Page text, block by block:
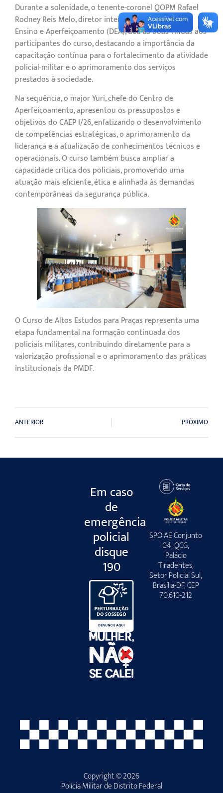
Durante a solenidade, o tenente-coronel QOPM Rafael
Rodney Reis Melo, diretor interino da Diretoria de
Ensino e Aperfeiçoamento (DEA), deu as boas-vindas aos
participantes do curso, destacando a importância da
capacitação contínua para o fortalecimento da atividade
policial-militar e o aprimoramento dos serviços
prestados à sociedade.
Na sequência, o major Yuri, chefe do Centro de
Aperfeiçoamento, apresentou os pressupostos e
objetivos do CAEP I/26, enfatizando o desenvolvimento
de competências estratégicas, o aprimoramento da
liderança e a atualização de conhecimentos técnicos e
operacionais. O curso também busca ampliar a
capacidade crítica dos policiais, promovendo uma
atuação mais eficiente, ética e alinhada às demandas
contemporâneas da segurança pública.
O Curso de Altos Estudos para Praças representa uma
etapa fundamental na formação continuada dos
policiais militares, contribuindo diretamente para a
valorização profissional e o aprimoramento das práticas
institucionais da PMDF.
ANTERIOR PRÓXIMO
Em caso
de
emergência
policial
disque
190
SPO AE Conjunto
04, QCG,
Palácio
Tiradentes,
Setor Policial Sul,
Brasília-DF, CEP
70.610-212
Copyright © 2026
Polícia Militar de Distrito Federal